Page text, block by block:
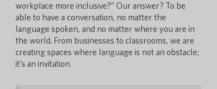
workplace more inclusive?” Our answer? To be
able to have a conversation, no matter the
language spoken, and no matter where you are in
the world. From businesses to classrooms, we are
creating spaces where language is not an obstacle;
it’s an invitation.